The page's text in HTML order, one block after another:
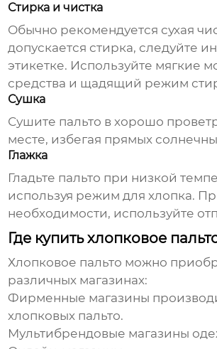
Стирка и чистка
Обычно рекомендуется сухая
допускается стирка, следуйте
этикетке. Используйте мягкие
средства и щадящий режим
Сушка
Сушите пальто в хорошо
месте, избегая прямых
Глажка
Гладьте пальто при низкой
используя режим для хлопка.
необходимости, используйте
Где купить хлопковое
Хлопковое пальто можно
различных магазинах:
Фирменные магазины
хлопковых пальто.
Мультибрендовые магазины